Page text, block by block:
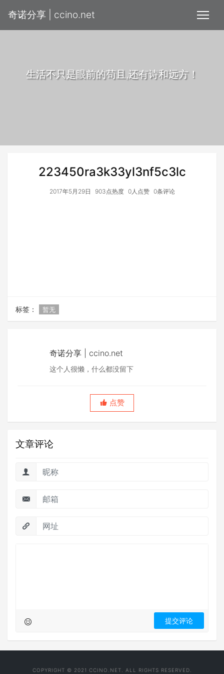
奇诺分享 | ccino.net
生活不只是眼前的苟且,还有诗和远方！
223450ra3k33yl3nf5c3lc
2017年5月29日 903点热度 0人点赞 0条评论
标签： 暂无
奇诺分享 | ccino.net
这个人很懒，什么都没留下
点赞
文章评论
COPYRIGHT © 2021 CCINO.NET. ALL RIGHTS RESERVED.